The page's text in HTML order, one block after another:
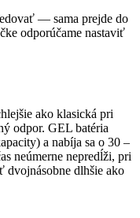
— sama prejde do
odporúčame nastaviť
ako klasická pri
odpor. GEL batéria
a nabíja sa o 30 –
neúmerne nepredĺži, pri
dvojnásobne dlhšie ako